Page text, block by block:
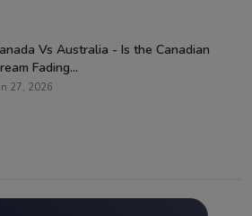
Vs Australia - Is the Canadian
Fading...
27, 2026